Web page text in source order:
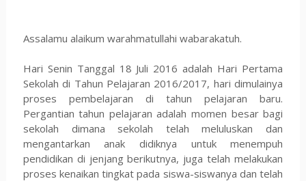
Assalamu alaikum warahmatullahi wabarakatuh.
Hari Senin Tanggal 18 Juli 2016 adalah Hari Pertama
Sekolah di Tahun Pelajaran 2016/2017, hari dimulainya
proses pembelajaran di tahun pelajaran baru.
Pergantian tahun pelajaran adalah momen besar bagi
sekolah dimana sekolah telah meluluskan dan
mengantarkan anak didiknya untuk menempuh
pendidikan di jenjang berikutnya, juga telah melakukan
proses kenaikan tingkat pada siswa-siswanya dan telah